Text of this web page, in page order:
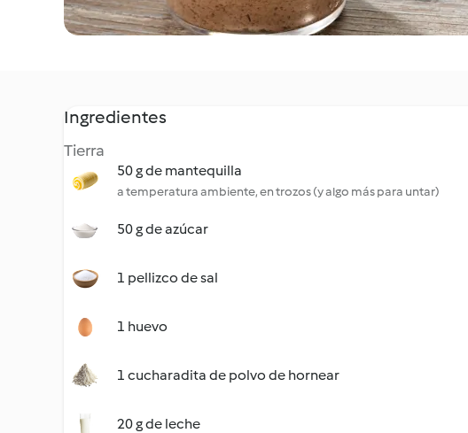
Ingredientes
Tierra
50 g de mantequilla
a temperatura ambiente, en trozos (y algo más para untar)
50 g de azúcar
1 pellizco de sal
1 huevo
1 cucharadita de polvo de hornear
20 g de leche